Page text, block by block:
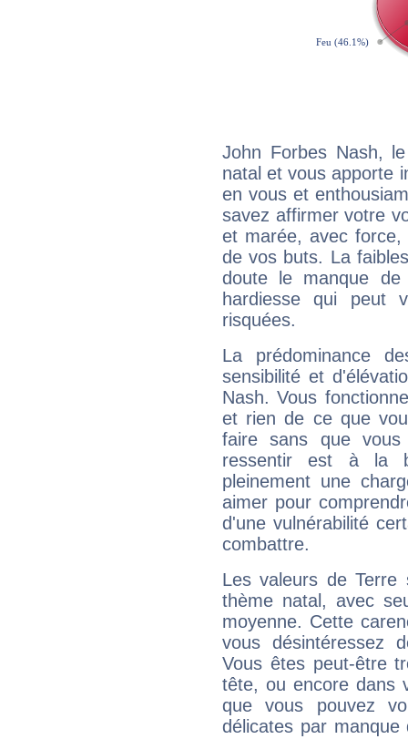
John Forbes Nash,
natal et vous apporte
en vous et
savez affirmer votre
et marée, avec
de vos buts. La
doute le manque
hardiesse qui peut
risquées.
La prédominance
sensibilité et
Nash. Vous
et rien de ce que
faire sans que
ressentir est à la
pleinement une
aimer pour
d'une vulnérabilité
combattre.
Les valeurs de Terre
thème natal, avec
moyenne. Cette
vous désintéressez
Vous êtes peut-être
tête, ou encore dans
que vous pouvez
délicates par